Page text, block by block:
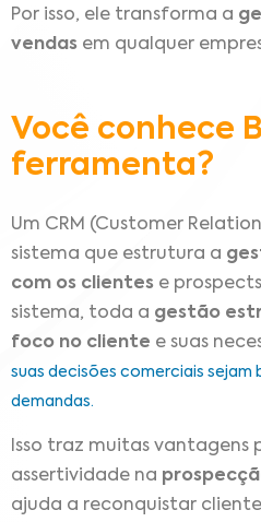
Por isso, ele transforma a
vendas em qualquer
Você conhece
ferramenta?
Um CRM (Customer
sistema que estrutura a
com os clientes e
sistema, toda a gestão
foco no cliente e suas
suas decisões comerciais sejam
demandas.
Isso traz muitas vantagens
assertividade na
ajuda a reconquistar